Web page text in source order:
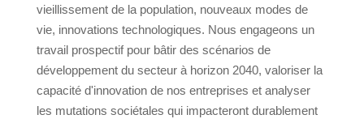
vieillissement de la population, nouveaux modes de
vie, innovations technologiques. Nous engageons un
travail prospectif pour bâtir des scénarios de
développement du secteur à horizon 2040, valoriser la
capacité d'innovation de nos entreprises et analyser
les mutations sociétales qui impacteront durablement